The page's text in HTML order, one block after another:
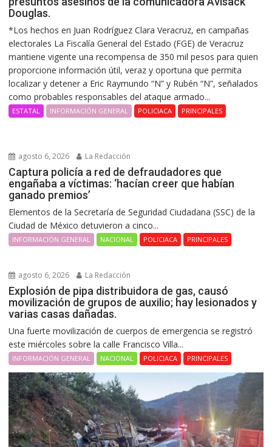
Douglas.
*Los hechos en Juan Rodríguez Clara Veracruz, en campañas
electorales La Fiscalía General del Estado (FGE) de Veracruz
mantiene vigente una recompensa de 350 mil pesos para quien
proporcione información útil, veraz y oportuna que permita
localizar y detener a Eric Raymundo “N” y Rubén “N”, señalados
como probables responsables del ataque armado...
ESTATAL INFORMACIÓN GENERAL POLICIACA PRINCIPALES
agosto 6, 2026 La Redacción
Captura policía a red de defraudadores que
engañaba a víctimas: ‘hacían creer que habían
ganado premios’
Elementos de la Secretaría de Seguridad Ciudadana (SSC) de la
Ciudad de México detuvieron a cinco...
INFORMACIÓN GENERAL NACIONAL POLICIACA PRINCIPALES
agosto 6, 2026 La Redacción
Explosión de pipa distribuidora de gas, causó
movilización de grupos de auxilio; hay lesionados y
varias casas dañadas.
Una fuerte movilización de cuerpos de emergencia se registró
este miércoles sobre la calle Francisco Villa...
INFORMACIÓN GENERAL NACIONAL POLICIACA PRINCIPALES